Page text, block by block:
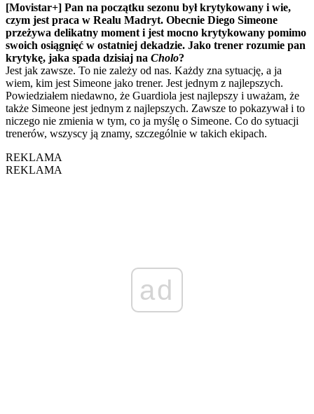
[Movistar+] Pan na początku sezonu był krytykowany i wie,
czym jest praca w Realu Madryt. Obecnie Diego Simeone
przeżywa delikatny moment i jest mocno krytykowany pomimo
swoich osiągnięć w ostatniej dekadzie. Jako trener rozumie pan
krytykę, jaka spada dzisiaj na Cholo?
Jest jak zawsze. To nie zależy od nas. Każdy zna sytuację, a ja
wiem, kim jest Simeone jako trener. Jest jednym z najlepszych.
Powiedziałem niedawno, że Guardiola jest najlepszy i uważam, że
także Simeone jest jednym z najlepszych. Zawsze to pokazywał i to
niczego nie zmienia w tym, co ja myślę o Simeone. Co do sytuacji
trenerów, wszyscy ją znamy, szczególnie w takich ekipach.
REKLAMA
REKLAMA
ad